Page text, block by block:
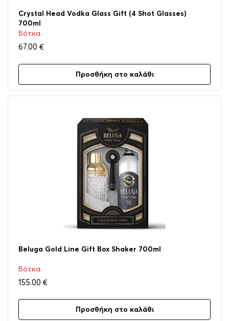
Crystal Head Vodka Glass Gift (4 Shot Glasses)
700ml
Βότκα
67.00 €
Προσθήκη στο καλάθι
Beluga Gold Line Gift Box Shaker 700ml
Βότκα
155.00 €
Προσθήκη στο καλάθι